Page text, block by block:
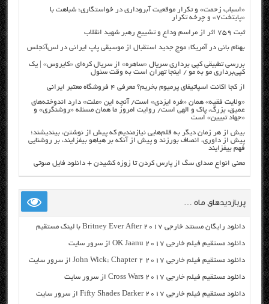
«اسباب زحمت» و تکرار موقعیت آبروداری در خواستگاری؛ شباهت با
«پایتخت۷» و چرخه تکرار
ثبت ۷۵۹ اثر از مراسم وداع و تشییع رهبر شهید انقلاب
بهنام بانی در آمریکا: موج جدید استقبال از موسیقی پاپ ایرانی در لس‌آنجلس
بررسی تطبیقی کپی برداری سریال «ساهره» از سریال کره‌ای «کایروس» | یک
کپی‌برداری مو به مو / اینجا تهران است به وقت سئول
از کجا اکانت اسپاتیفای پرمیوم بخریم؟ معرفی ۴ فروشگاه معتبر ایرانی
«ولایت فقیه» همان «فره ایزدی» است/ آنچه این «ملت» دارد اندوخته‌های
عمیق، بزرگ، پاک و الهی است/ روایت امروز ما همان مسئله «روشنگری» و
«جهاد تبیین» است
بیش از هر زمان دیگر به قلم‌هایی نیازمندیم که پیش از نوشتن، بیندیشند؛
پیش از داوری، انصاف بورزند و پیش از آنکه بر هیاهو بیفزایند، بر روشنایی
فهم بیفزایند
معنی انواع صدای سگ از پارس کردن تا زوزه کشیدن + دانلود فایل صوتی
پربازدیدهای ماه …
دانلود رایگان مسنتد خارجی Britney Ever After 2017 با لینک مستقیم
دانلود مستقیم فیلم خارجی OK Jaanu 2017 از سرور سایت
دانلود مستقیم فیلم خارجی John Wick: Chapter 2 2017 از سرور سایت
دانلود مستقیم فیلم خارجی Cross Wars 2017 از سرور سایت
دانلود مستقیم فیلم خارجی Fifty Shades Darker 2017 از سرور سایت